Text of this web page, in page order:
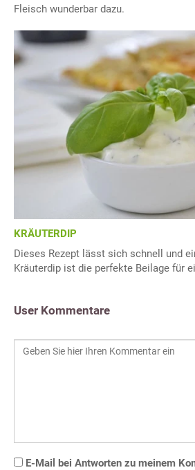
Fleisch wunderbar dazu.
KRÄUTERDIP
Dieses Rezept lässt sich schnell und
Kräuterdip ist die perfekte Beilage für
User Kommentare
E-Mail bei Antworten zu meinem